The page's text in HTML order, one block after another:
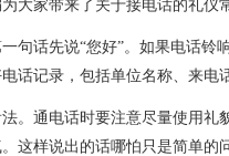
家带来了关于接电话的礼仪
话先说“您好”。如果电话铃
话记录，包括单位名称、来电
通电话时要注意尽量使用礼
这样说出的话哪怕只是简单